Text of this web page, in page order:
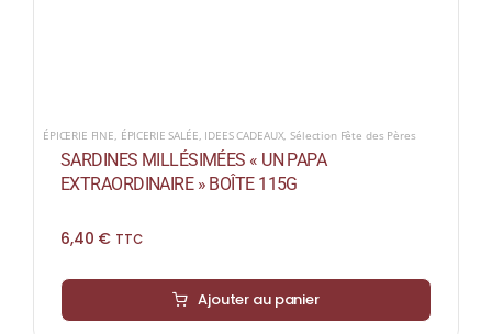
ÉPICERIE FINE ÉPICERIE SALÉE IDEES CADEAUX ,Sélection Fête des Pères
SARDINES MILLÉSIMÉES « UN PAPA
EXTRAORDINAIRE » BOÎTE 115G
6,40 € TTC
Ajouter au panier